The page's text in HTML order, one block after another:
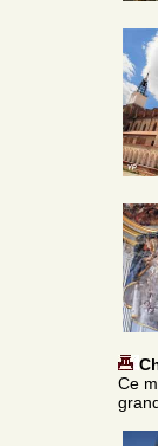
Ce